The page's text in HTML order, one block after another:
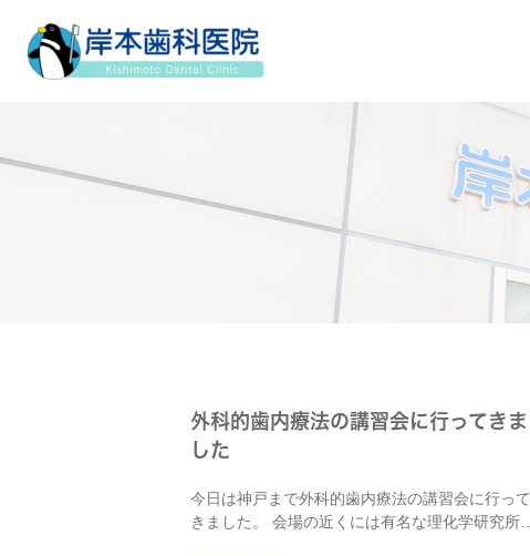
外科的歯内療法の講習会に行ってきま
した
今日は神戸まで外科的歯内療法の講習会に行って
きました。 会場の近くには有名な理化学研究所や